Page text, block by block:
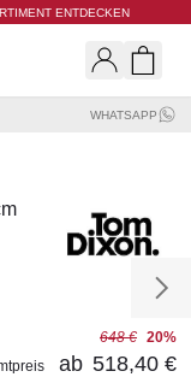
ENTDECKEN
WHATSAPP
648 € 20%
ab 518,40 €